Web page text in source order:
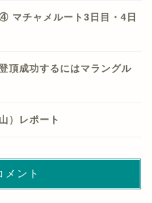
マチャメルート3日目・4日
頂成功するにはマラングル
）レポート
メント